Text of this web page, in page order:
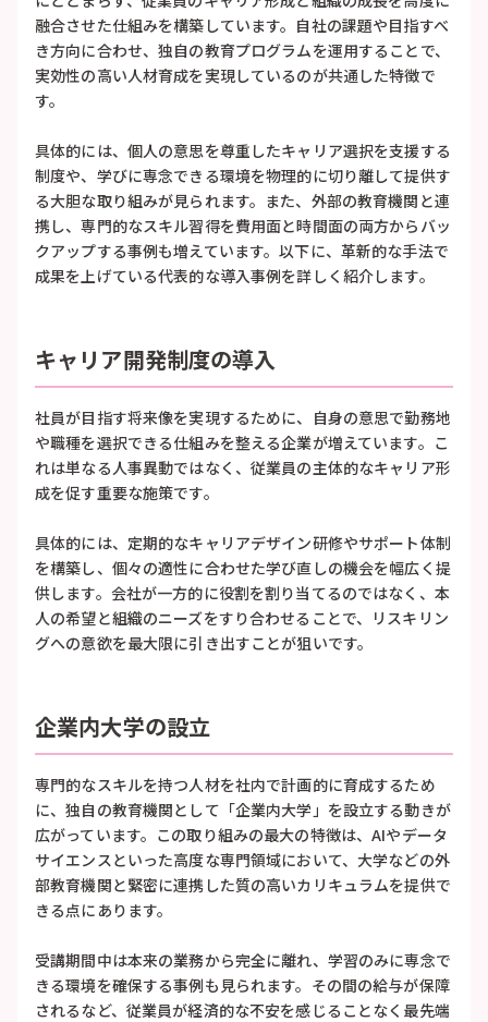
融合させた仕組みを構築しています。自社の課題や目指すべ
き方向に合わせ、独自の教育プログラムを運用することで、
実効性の高い人材育成を実現しているのが共通した特徴で
す。
具体的には、個人の意思を尊重したキャリア選択を支援する
制度や、学びに専念できる環境を物理的に切り離して提供す
る大胆な取り組みが見られます。また、外部の教育機関と連
携し、専門的なスキル習得を費用面と時間面の両方からバッ
クアップする事例も増えています。以下に、革新的な手法で
成果を上げている代表的な導入事例を詳しく紹介します。
キャリア開発制度の導入
社員が目指す将来像を実現するために、自身の意思で勤務地
や職種を選択できる仕組みを整える企業が増えています。こ
れは単なる人事異動ではなく、従業員の主体的なキャリア形
成を促す重要な施策です。
具体的には、定期的なキャリアデザイン研修やサポート体制
を構築し、個々の適性に合わせた学び直しの機会を幅広く提
供します。会社が一方的に役割を割り当てるのではなく、本
人の希望と組織のニーズをすり合わせることで、リスキリン
グへの意欲を最大限に引き出すことが狙いです。
企業内大学の設立
専門的なスキルを持つ人材を社内で計画的に育成するため
に、独自の教育機関として「企業内大学」を設立する動きが
広がっています。この取り組みの最大の特徴は、AIやデータ
サイエンスといった高度な専門領域において、大学などの外
部教育機関と緊密に連携した質の高いカリキュラムを提供で
きる点にあります。
受講期間中は本来の業務から完全に離れ、学習のみに専念で
きる環境を確保する事例も見られます。その間の給与が保障
されるなど、従業員が経済的な不安を感じることなく最先端